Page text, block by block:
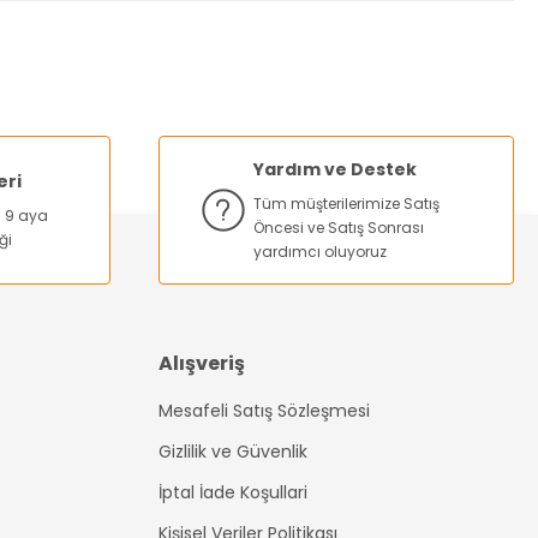
9 aya
Yardım ve Destek
Tüm müşterilerimize Satış
Öncesi ve Satış Sonrası
yardımcı oluyoruz
Alışveriş
Mesafeli Satış Sözleşmesi
Gizlilik ve Güvenlik
İptal İade Koşullari
Kişisel Veriler Politikası